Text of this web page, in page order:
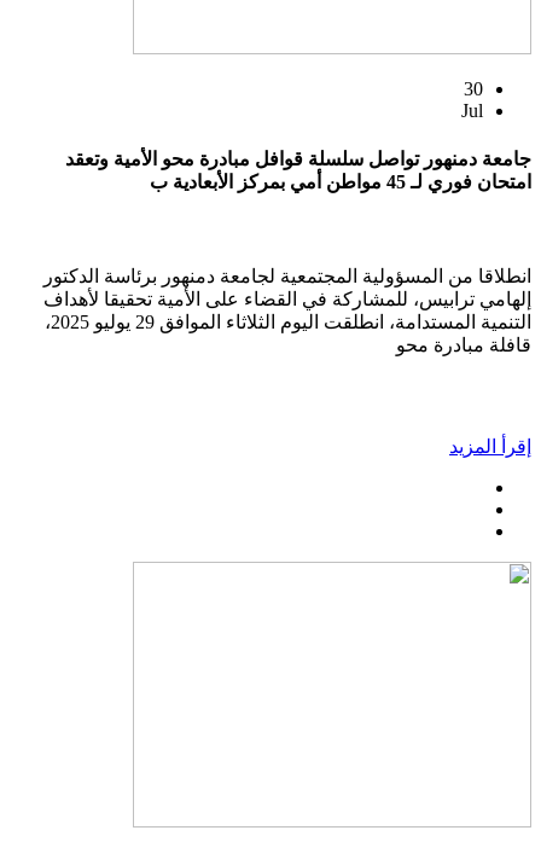
30
Jul
جامعة دمنهور تواصل سلسلة قوافل مبادرة محو الأمية وتعقد
امتحان فوري لـ 45 مواطن أمي بمركز الأبعادية ب
انطلاقا من المسؤولية المجتمعية لجامعة دمنهور برئاسة الدكتور
إلهامي ترابيس، للمشاركة في القضاء على الأمية تحقيقا لأهداف
التنمية المستدامة، انطلقت اليوم الثلاثاء الموافق 29 يوليو 2025،
قافلة مبادرة محو
إقرأ المزيد